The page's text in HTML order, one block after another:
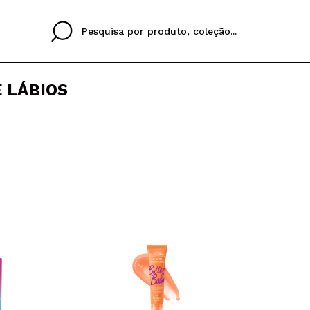
Ao criar uma conta
rapidamente, verificar
LÁBIOS